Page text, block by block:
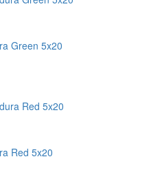
Green 5x20
Red 5x20